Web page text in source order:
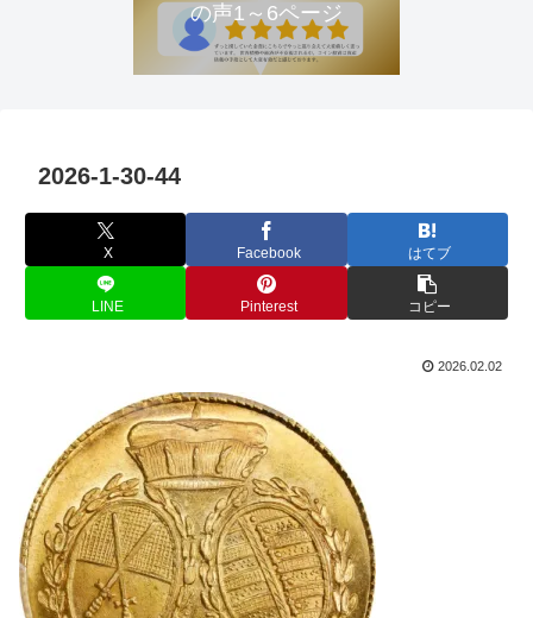
の声1～6ページ
2026-1-30-44
X Facebook はてブ
LINE Pinterest コピー
2026.02.02